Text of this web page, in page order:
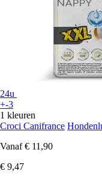
24u
+-3
1 kleuren
Croci Canifrance
Vanaf € 11,90
€ 9,47